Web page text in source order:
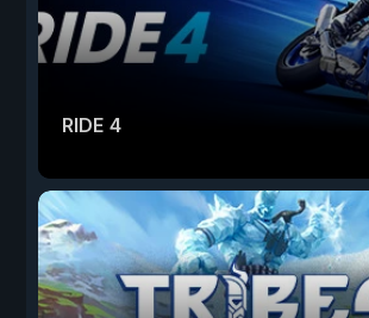
RIDE 4